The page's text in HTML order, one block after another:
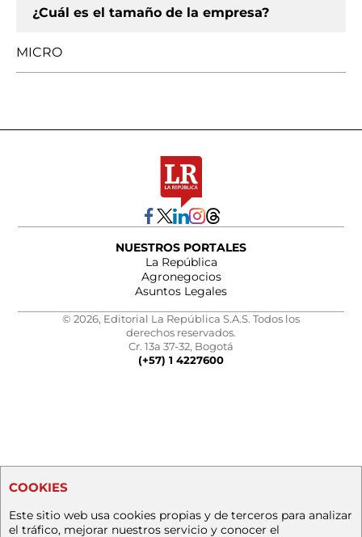
¿Cuál es el tamaño de la empresa?
MICRO
NUESTROS PORTALES
La República
Agronegocios
Asuntos Legales
© 2026, Editorial La República S.A.S. Todos los
derechos reservados.
Cr. 13a 37-32, Bogotá
(+57) 1 4227600
COOKIES
Este sitio web usa cookies propias y de terceros para analizar
el tráfico, mejorar nuestros servicio y conocer el